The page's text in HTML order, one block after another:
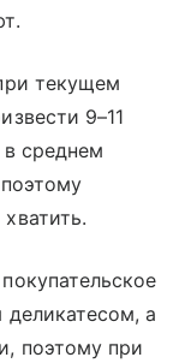
текущем
9–11
среднем
деликатесом, а
поэтому при